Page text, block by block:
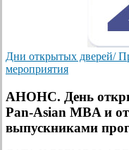
Дни открытых дверей/
мероприятия
АНОНС. День
Pan-Asian MBA и
выпускниками